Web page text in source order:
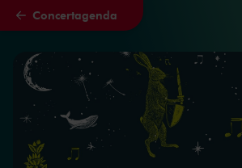
Naar hoofdcontent
Concertagenda